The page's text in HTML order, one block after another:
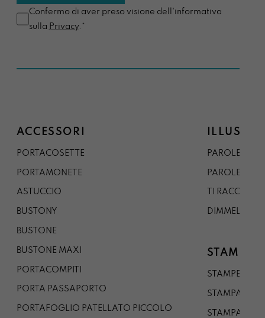
Confermo di aver preso visione dell'informativa
sulla Privacy.*
ACCESSORI
PORTACOSETTE
PORTAMONETE
ASTUCCIO
BUSTONY
BUSTONE
BUSTONE MAXI
PORTACOMPITI
PORTA PASSAPORTO
PORTAFOGLIO PATELLATO PICCOLO
PAROLE DAL
PAROLE DA
TI
DIMMELO
STAMPE
STAMPE A5
STAMPA A3
STAMPA A1